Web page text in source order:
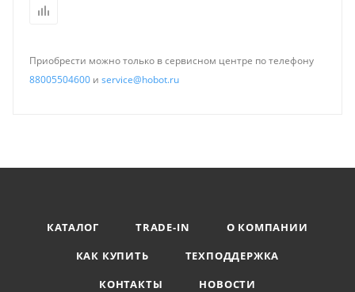
Приобрести можно только в сервисном центре по телефону
88005504600 и service@hobot.ru
КАТАЛОГ TRADE-IN
О КОМПАНИИ
КАК КУПИТЬ
ТЕХПОДДЕРЖКА
КОНТАКТЫ
НОВОСТИ